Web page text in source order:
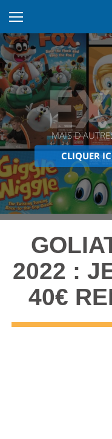
MAIS
CLIQUER
2022 :
40€